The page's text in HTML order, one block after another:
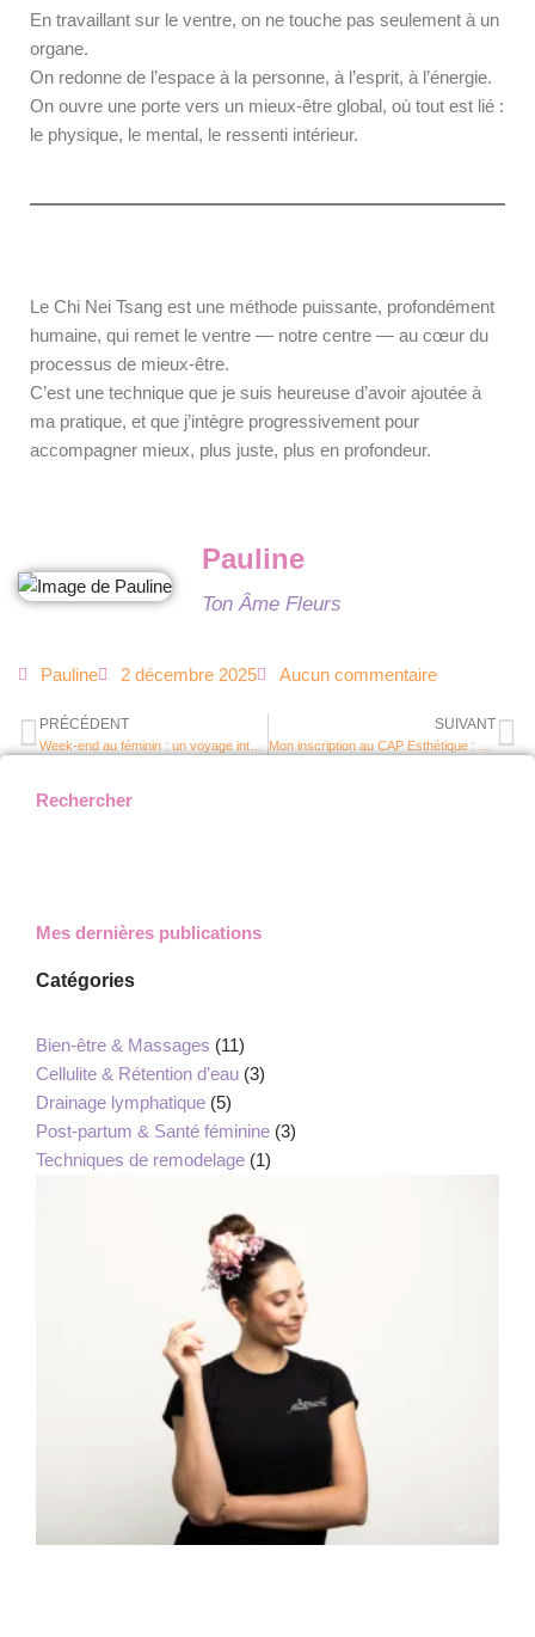
En travaillant sur le ventre, on ne touche pas seulement à un
organe.
On redonne de l’espace à la personne, à l’esprit, à l’énergie.
On ouvre une porte vers un mieux-être global, où tout est lié :
le physique, le mental, le ressenti intérieur.
Le Chi Nei Tsang est une méthode puissante, profondément
humaine, qui remet le ventre — notre centre — au cœur du
processus de mieux-être.
C’est une technique que je suis heureuse d’avoir ajoutée à
ma pratique, et que j’intègre progressivement pour
accompagner mieux, plus juste, plus en profondeur.
Pauline
Ton Âme Fleurs
Pauline 2 décembre 2025 Aucun commentaire
PRÉCÉDENT SUIVANT
Rechercher
Mes dernières publications
Catégories
Bien-être & Massages (11)
Cellulite & Rétention d’eau (3)
Drainage lymphatique (5)
Post-partum & Santé féminine (3)
Techniques de remodelage (1)